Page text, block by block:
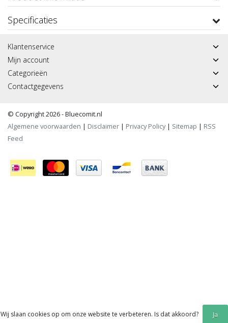
Specificaties
Klantenservice
Mijn account
Categorieën
Contactgegevens
© Copyright 2026 - Bluecomit.nl
Algemene voorwaarden | Disclaimer | Privacy Policy| Sitemap | RSS
Feed
Wij slaan cookies op om onze website te verbeteren. Is dat akkoord? Ja